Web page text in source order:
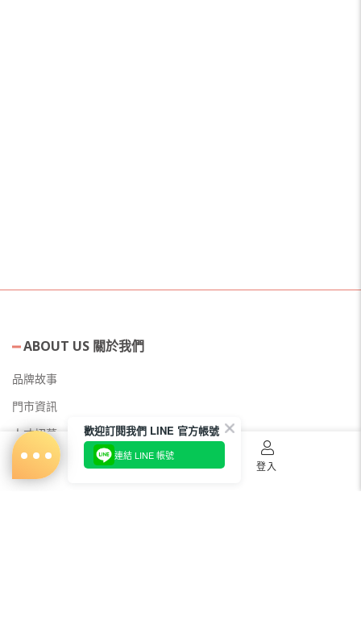
ABOUT US 關於我們
品牌故事
門市資訊
人才招募
美容教主招募
公益美妝活動
首頁 購物車 登入
歡迎訂閱我們 LINE 官方帳號
連結 LINE 帳號